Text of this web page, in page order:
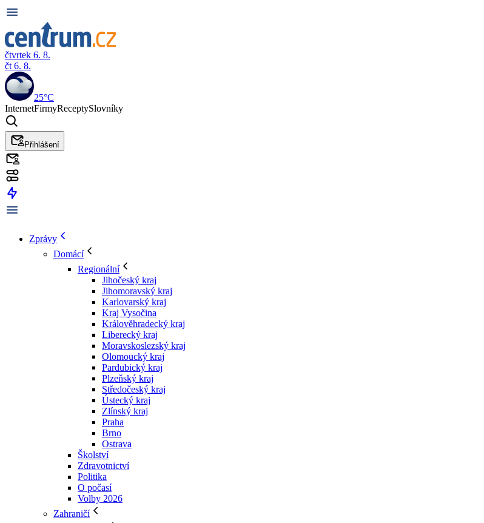
čtvrtek 6. 8.
čt 6. 8.
25°C
InternetFirmyReceptySlovníky
Přihlášení
Zprávy
Domácí
Regionální
Jihočeský kraj
Jihomoravský kraj
Karlovarský kraj
Kraj Vysočina
Králověhradecký kraj
Liberecký kraj
Moravskoslezský kraj
Olomoucký kraj
Pardubický kraj
Plzeňský kraj
Středočeský kraj
Ústecký kraj
Zlínský kraj
Praha
Brno
Ostrava
Školství
Zdravotnictví
Politika
O počasí
Volby 2026
Zahraničí